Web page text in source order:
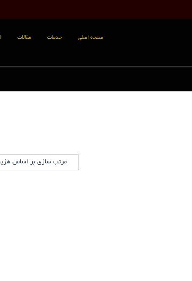
صفحه اصلی خدمات مقالات